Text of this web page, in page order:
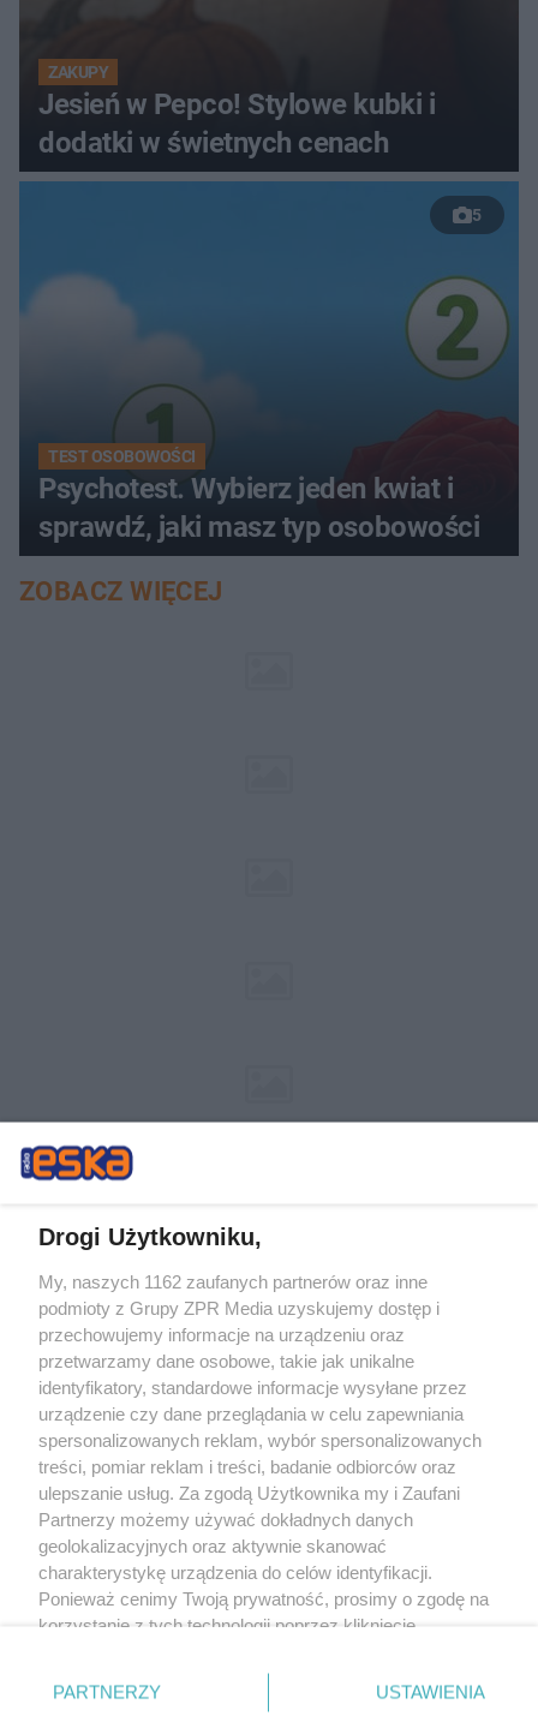
ZAKUPY
Jesień w Pepco! Stylowe kubki i
dodatki w świetnych cenach
5
TEST OSOBOWOŚCI
Psychotest. Wybierz jeden kwiat i
sprawdź, jaki masz typ osobowości
ZOBACZ WIĘCEJ
Żaden utwór zamieszczony w serwisie nie może być powielany i
rozpowszechniany lub dalej rozpowszechniany w jakikolwiek sposób (w
tym także elektroniczny lub mechaniczny) na jakimkolwiek polu
eksploatacji w jakiejkolwiek formie, włącznie z umieszczaniem w Internecie
bez pisemnej zgody właściciela praw. Jakiekolwiek użycie lub
wykorzystanie utworów w całości lub w części z naruszeniem prawa, tzn.
bez właściwej zgody, jest zabronione pod groźbą kary i może być ścigane
prawnie.
O nas
Drogi Użytkowniku,
My, naszych 1162 zaufanych partnerów oraz inne
podmioty z Grupy ZPR Media uzyskujemy dostęp i
przechowujemy informacje na urządzeniu oraz
przetwarzamy dane osobowe, takie jak unikalne
identyfikatory, standardowe informacje wysyłane przez
urządzenie czy dane przeglądania w celu zapewniania
spersonalizowanych reklam, wybór spersonalizowanych
treści, pomiar reklam i treści, badanie odbiorców oraz
ulepszanie usług. Za zgodą Użytkownika my i Zaufani
Partnerzy możemy używać dokładnych danych
geolokalizacyjnych oraz aktywnie skanować
charakterystykę urządzenia do celów identyfikacji.
Ponieważ cenimy Twoją prywatność, prosimy o zgodę na
korzystanie z tych technologii poprzez kliknięcie
zmienić/wycofać klikając przycisk ustawień prywatności
znajdujący się w lewym dolnym rogu strony
PARTNERZY USTAWIENIA